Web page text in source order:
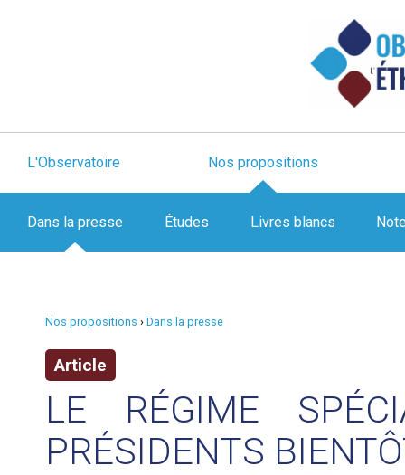
L'Observatoire Nos propositions
Dans la presse Études Livres blancs
Nos propositions › Dans la presse
Article
LE RÉGIME
PRÉSIDENTS